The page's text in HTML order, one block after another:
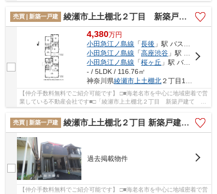
売買 | 新築一戸建
綾瀬市上土棚北２丁目 新築戸建て 全１棟【仲介手数料無料】
4,380万円
小田急江ノ島線 「長後 」駅 バス6分 「中川橋」 停歩5分
小田急江ノ島線 「高座渋谷 」駅 バス14分 「中川橋」 停歩5分
小田急江ノ島線 「桜ヶ丘 」駅 バス22分 「中川橋」 停歩6分
- / 5LDK / 116.76㎡
神奈川県綾瀬市上土棚北２丁目14-15
【仲介手数料無料でご紹介可能です】 □■海老名市を中心に地域密着で営
業している不動産会社です■□「綾瀬市上土棚北２丁目 新築戸建て 全
売買 | 新築一戸建
綾瀬市上土棚北２丁目 新築戸建て 全1棟【仲介手数料無料】
過去掲載物件
【仲介手数料無料でご紹介可能です】 □■海老名市を中心に地域密着で営